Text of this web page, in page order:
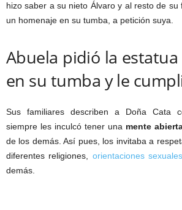
hizo saber a su nieto Álvaro y al resto de su
un homenaje en su tumba, a petición suya.
Abuela pidió la
en su tumba y le
Sus familiares describen a Doña Cata
siempre les inculcó tener una mente
de los demás. Así pues, los invitaba a
diferentes religiones, orientaciones sexuales
demás.